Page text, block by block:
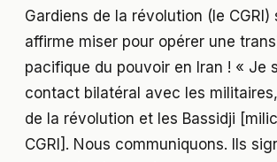
Gardiens de la révolution (le CGRI)
affirme miser pour opérer une
pacifique du pouvoir en Iran ! « Je
contact bilatéral avec les
de la révolution et les Bassidji
CGRI]. Nous communiquons. Ils